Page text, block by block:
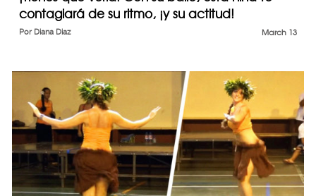
contagiará de su ritmo, ¡y su actitud!
March 13
Por Diana Diaz